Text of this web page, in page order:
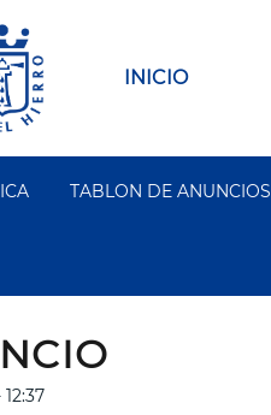
Main
INICIO
TABLON DE ANUNCIOS